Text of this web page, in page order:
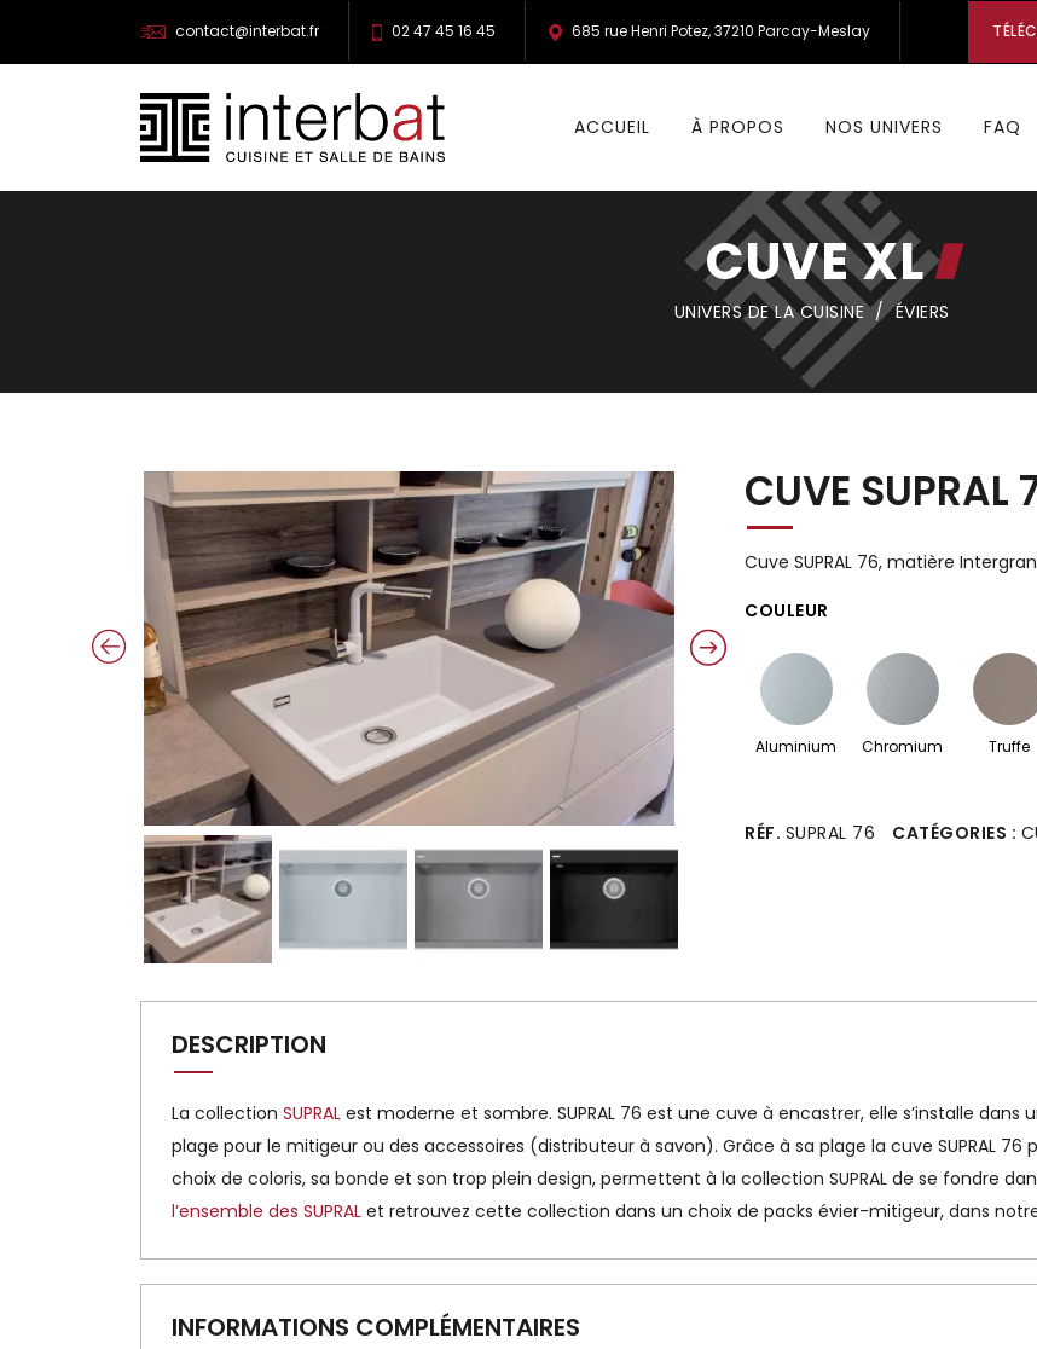
contact@interbat.fr 02 47 45 16 45 685 rue Henri Potez, 37210 Parcay-Meslay
ACCUEIL À PROPOS NOS UNIVERS FAQ
CUVE XL
UNIVERS DE LA CUISINE/ÉVIERS
CUVE SUPRAL
Cuve SUPRAL 76, matière
COULEUR
Aluminium Chromium Truffe
Alternative:
RÉF. SUPRAL 76 CATÉGORIES :
DESCRIPTION
La collection SUPRALest moderne et sombre. SUPRAL 76 est une cuve à encastrer, elle s’installe
plage pour le mitigeur ou des accessoires (distributeur à savon). Grâce à sa plage la cuve SUPRAL
choix de coloris, sa bonde et son trop plein design, permettent à la collection SUPRAL de se fondre
l’ensemble des SUPRALet retrouvez cette collection dans un choix de packs évier-mitigeur, dans
INFORMATIONS COMPLÉMENTAIRES